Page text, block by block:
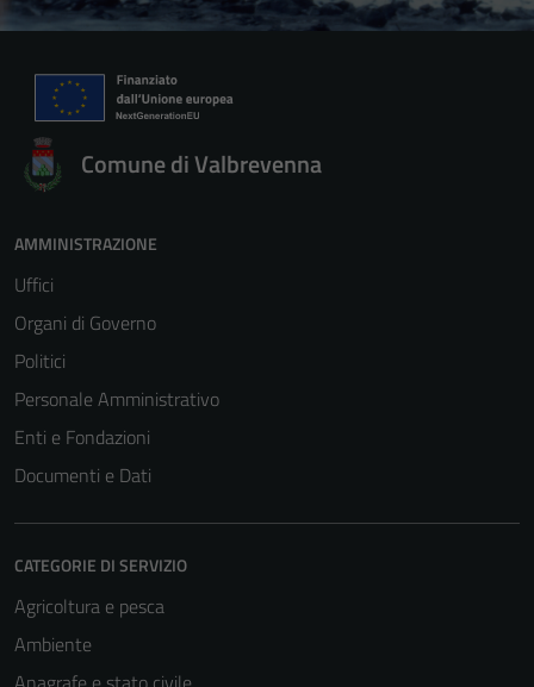
Comune di Valbrevenna
AMMINISTRAZIONE
Uffici
Organi di Governo
Politici
Personale Amministrativo
Enti e Fondazioni
Documenti e Dati
CATEGORIE DI SERVIZIO
Agricoltura e pesca
Ambiente